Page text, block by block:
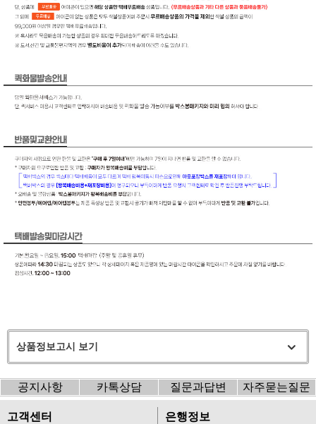
상품정보고시 보기
공지사항 카톡상담 질문과답변 자주묻는질문
고객센터 은행정보